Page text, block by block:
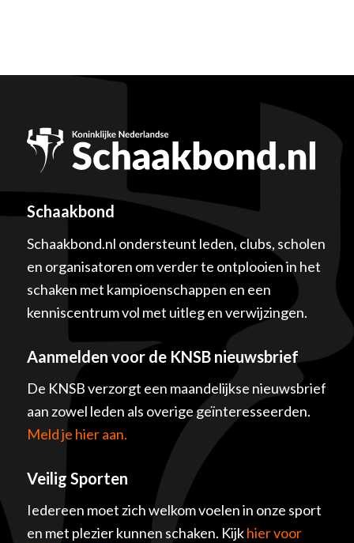
Schaakbond
Schaakbond.nl ondersteunt leden, clubs, scholen
en organisatoren om verder te ontplooien in het
schaken met kampioenschappen en een
kenniscentrum vol met uitleg en verwijzingen.
Aanmelden voor de KNSB nieuwsbrief
De KNSB verzorgt een maandelijkse nieuwsbrief
aan zowel leden als overige geïnteresseerden.
Meld je hier aan.
Veilig Sporten
Iedereen moet zich welkom voelen in onze sport
en met plezier kunnen schaken. Kijkhier voor